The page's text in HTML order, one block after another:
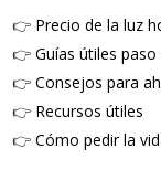
👉 Precio de la luz
👉 Guías útiles paso
👉 Consejos para
👉 Recursos útiles
👉 Cómo pedir la